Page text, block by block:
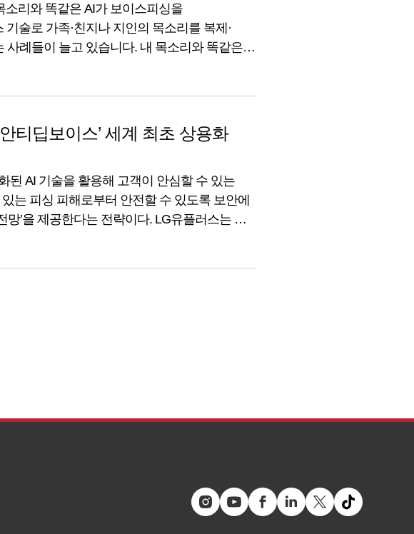
소리와 똑같은 AI가 보이스피싱을
술로 가족·친지나 지인의 목소리를 복제·
사례들이 늘고 있습니다. 내 목소리와 똑같은
를 방지할 수 있을지에 대한 우려가 큰데요,
티딥보이스’ 세계 최초 상용화
된 AI 기술을 활용해 고객이 안심할 수 있는
있는 피싱 피해로부터 안전할 수 있도록 보안에
망’을 제공한다는 전략이다. LG유플러스는 첫
보이스(Anti-DeepVoice)’ 기술을 AI 통화